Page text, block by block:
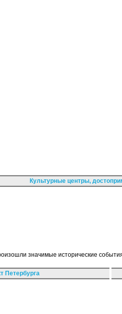
Культурные центры,
значимые исторические
Петербурга